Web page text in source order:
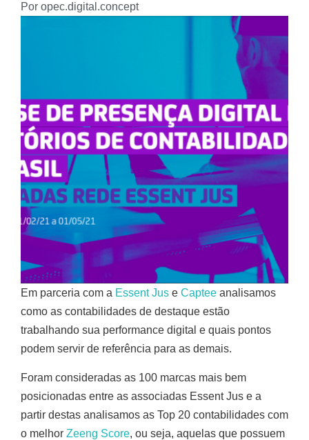
Por opec.digital.concept
Em parceria com a Essent Jus e Captee analisamos
como as contabilidades de destaque estão
trabalhando sua performance digital e quais pontos
podem servir de referência para as demais.
Foram consideradas as 100 marcas mais bem
posicionadas entre as associadas Essent Jus e a
partir destas analisamos as Top 20 contabilidades com
o melhor Zeeng Score, ou seja, aquelas que possuem